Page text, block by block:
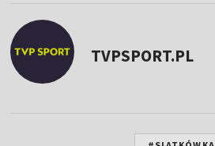
TVPSPORT.PL